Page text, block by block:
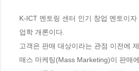
K-ICT 멘토링 센터 인기 창업 멘토이
업학 개론이다.
고객은 판매 대상이라는 관점 이전에
매스 마케팅(Mass Marketing)이 판매